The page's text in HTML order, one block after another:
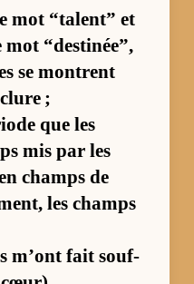
mot “ta­lent” et
mot “des­ti­née”,
se montrent
;
que les
mis par les
champs de
les champs
m’ont fait souf­